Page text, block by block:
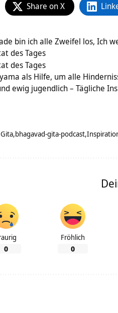
Share on X
bin ich alle Zweifel los, Ich
des Tages
des Tages
als Hilfe, um alle
ewig jugendlich – Tägliche
bhagavad-gita-podcast
0
Fröhlich
0